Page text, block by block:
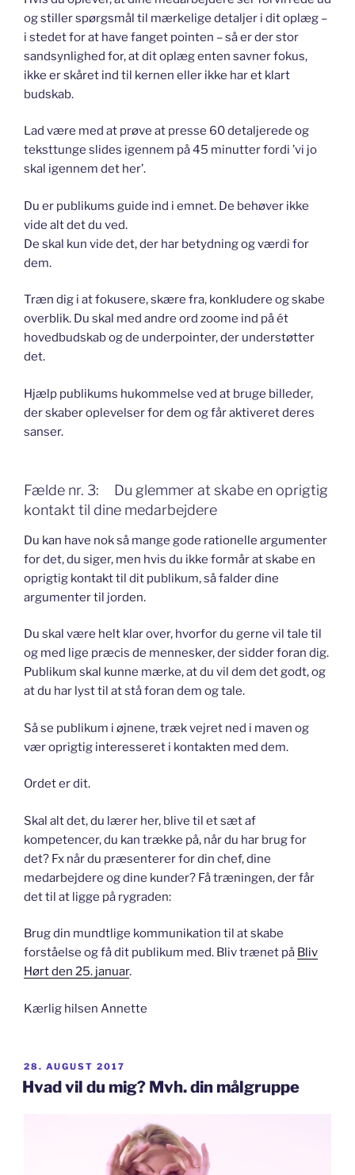
og stiller spørgsmål til mærkelige detaljer i dit oplæg –
i stedet for at have fanget pointen – så er der stor
sandsynlighed for, at dit oplæg enten savner fokus,
ikke er skåret ind til kernen eller ikke har et klart
budskab.
Lad være med at prøve at presse 60 detaljerede og
teksttunge slides igennem på 45 minutter fordi ’vi jo
skal igennem det her’.
Du er publikums guide ind i emnet. De behøver ikke
vide alt det du ved.
De skal kun vide det, der har betydning og værdi for
dem.
Træn dig i at fokusere, skære fra, konkludere og skabe
overblik. Du skal med andre ord zoome ind på ét
hovedbudskab og de underpointer, der understøtter
det.
Hjælp publikums hukommelse ved at bruge billeder,
der skaber oplevelser for dem og får aktiveret deres
sanser.
Fælde nr. 3: Du glemmer at skabe en oprigtig
kontakt til dine medarbejdere
Du kan have nok så mange gode rationelle argumenter
for det, du siger, men hvis du ikke formår at skabe en
oprigtig kontakt til dit publikum, så falder dine
argumenter til jorden.
Du skal være helt klar over, hvorfor du gerne vil tale til
og med lige præcis de mennesker, der sidder foran dig.
Publikum skal kunne mærke, at du vil dem det godt, og
at du har lyst til at stå foran dem og tale.
Så se publikum i øjnene, træk vejret ned i maven og
vær oprigtig interesseret i kontakten med dem.
Ordet er dit.
Skal alt det, du lærer her, blive til et sæt af
kompetencer, du kan trække på, når du har brug for
det? Fx når du præsenterer for din chef, dine
medarbejdere og dine kunder? Få træningen, der får
det til at ligge på rygraden:
Brug din mundtlige kommunikation til at skabe
forståelse og få dit publikum med. Bliv trænet på Bliv
Hørt den 25. januar.
Kærlig hilsen Annette
UDGIVET
DEN
28. AUGUST 2017
Hvad vil du mig? Mvh. din målgruppe